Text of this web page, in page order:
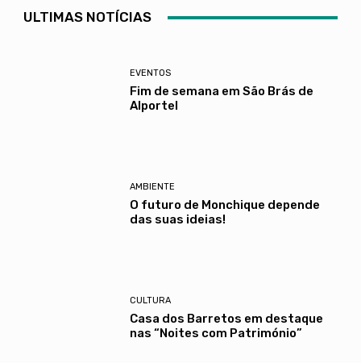
ULTIMAS NOTÍCIAS
EVENTOS
Fim de semana em São Brás de
Alportel
AMBIENTE
O futuro de Monchique depende
das suas ideias!
CULTURA
Casa dos Barretos em destaque
nas “Noites com Património”